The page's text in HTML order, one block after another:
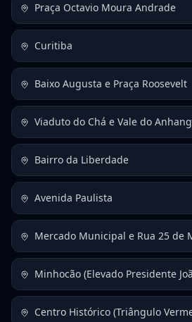
Praça Octavio Moura Andrade
Curitiba
Baixo Augusta e Praça Roosevelt
Viaduto do Chá e Vale do
Bairro da Liberdade
Avenida Paulista
Mercado Municipal e Rua 25 de
Minhocão (Elevado Presidente
Centro Histórico (Triângulo